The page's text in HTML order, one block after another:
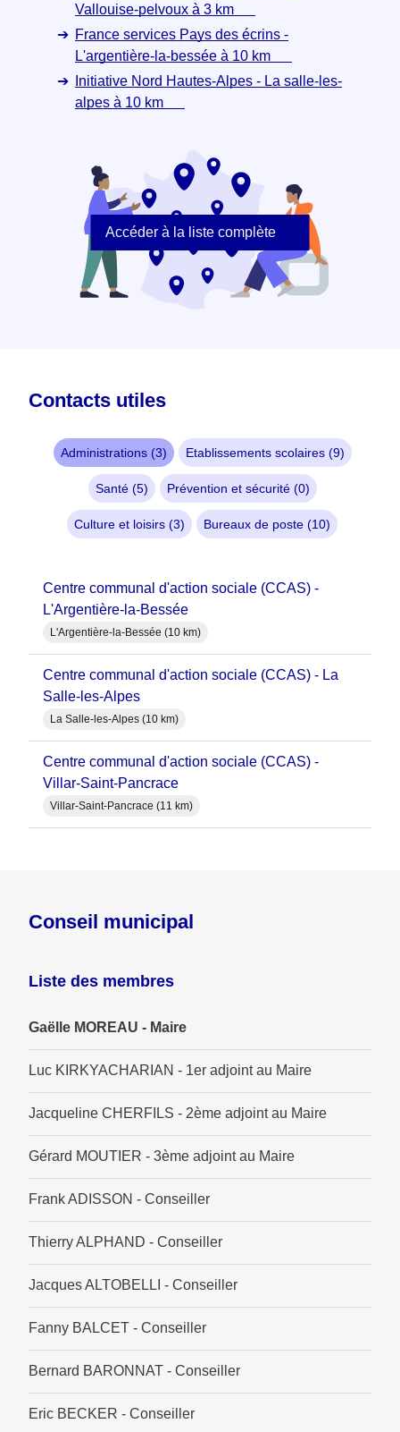
Vallouise-pelvoux à 3 km
France services Pays des écrins -
L'argentière-la-bessée à 10 km
Initiative Nord Hautes-Alpes - La salle-les-
alpes à 10 km
Accéder à la liste complète
Contacts utiles
Administrations (3) Etablissements scolaires (9)
Santé (5) Prévention et sécurité (0)
Culture et loisirs (3) Bureaux de poste (10)
Centre communal d'action sociale (CCAS) -
L'Argentière-la-Bessée
L'Argentière-la-Bessée (10 km)
Centre communal d'action sociale (CCAS) - La
Salle-les-Alpes
La Salle-les-Alpes (10 km)
Centre communal d'action sociale (CCAS) -
Villar-Saint-Pancrace
Villar-Saint-Pancrace (11 km)
Conseil municipal
Liste des membres
Gaëlle MOREAU - Maire
Luc KIRKYACHARIAN - 1er adjoint au Maire
Jacqueline CHERFILS - 2ème adjoint au Maire
Gérard MOUTIER - 3ème adjoint au Maire
Frank ADISSON - Conseiller
Thierry ALPHAND - Conseiller
Jacques ALTOBELLI - Conseiller
Fanny BALCET - Conseiller
Bernard BARONNAT - Conseiller
Eric BECKER - Conseiller